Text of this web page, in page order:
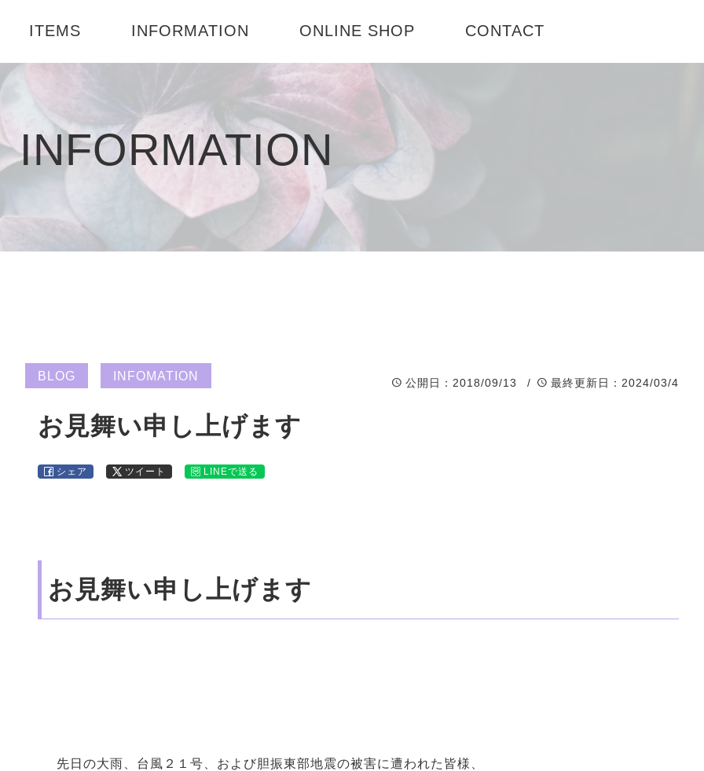
特定商取引に基づく表
プライバシーポリシー
ITEMS INFORMATION ONLINE SHOP CONTACT
INFORMATION
BLOG INFOMATION
公開日 ：2018/09/13 / 最終更新日 ：2024/03/4
お見舞い申し上げます
シェア ツイート LINEで送る
お見舞い申し上げます
先日の大雨、台風２１号、および胆振東部地震の被害に遭われた皆様、